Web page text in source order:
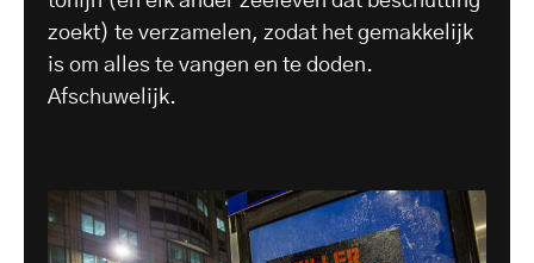
zoekt) te verzamelen, zodat het gemakkelijk
is om alles te vangen en te doden.
Afschuwelijk.